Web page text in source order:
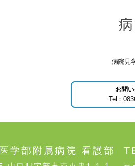
病院見
お問
Tel：
学部附属病院 看護部